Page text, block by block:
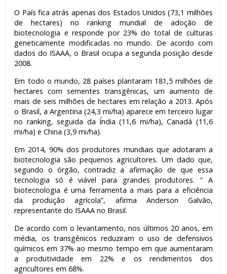
O País fica atrás apenas dos Estados Unidos (73,1 milhões
de hectares) no ranking mundial de adoção de
biotecnologia e responde por 23% do total de culturas
geneticamente modificadas no mundo. De acordo com
dados do ISAAA, o Brasil ocupa a segunda posição desde
2008.
Em todo o mundo, 28 países plantaram 181,5 milhões de
hectares com sementes transgênicas, um aumento de
mais de seis milhões de hectares em relação a 2013. Após
o Brasil, a Argentina (24,3 mi/ha) aparece em terceiro lugar
no ranking, seguida da Índia (11,6 mi/ha), Canadá (11,6
mi/ha) e China (3,9 mi/ha).
Em 2014, 90% dos produtores mundiais que adotaram a
biotecnologia são pequenos agricultores. Um dado que,
segundo o órgão, contradiz a afirmação de que essa
tecnologia só é viável para grandes produtores. “ A
biotecnologia é uma ferramenta a mais para a eficiência
da produção agrícola”, afirma Anderson Galvão,
representante do ISAAA no Brasil.
De acordo com o levantamento, nos últimos 20 anos, em
média, os transgênicos reduziram o uso de defensivos
químicos em 37% ao mesmo tempo em que aumentaram
a produtividade em 22% e os rendimentos dos
agricultores em 68%.